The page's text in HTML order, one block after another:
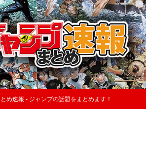
め速報 - ジャンプの話題をまとめます！